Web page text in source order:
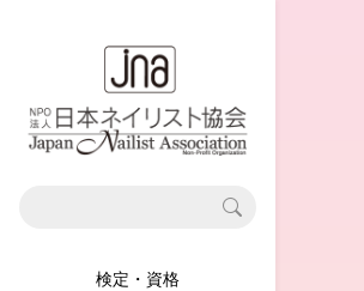
検定・資格